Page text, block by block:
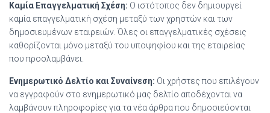
Καμία Επαγγελματική Σχέση: Ο ιστότοπος δεν δημιουργεί
καμία επαγγελματική σχέση μεταξύ των χρηστών και των
δημοσιευμένων εταιρειών. Όλες οι επαγγελματικές σχέσεις
καθορίζονται μόνο μεταξύ του υποψηφίου και της εταιρείας
που προσλαμβάνει.
Ενημερωτικό Δελτίο και Συναίνεση: Οι χρήστες που επιλέγουν
να εγγραφούν στο ενημερωτικό μας δελτίο αποδέχονται να
λαμβάνουν πληροφορίες για τα νέα άρθρα που δημοσιεύονται